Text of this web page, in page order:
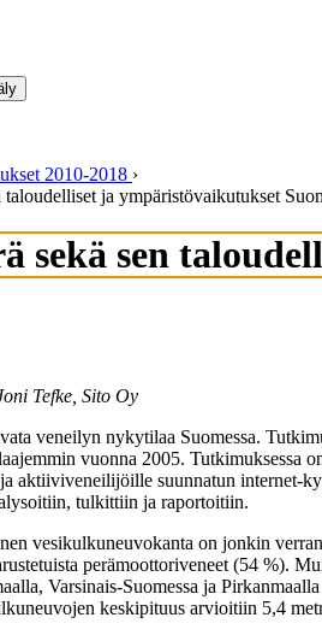
2010-2018 ›
taloudelliset ja ympäristövaikutukset
sekä sen
Tefke, Sito Oy
veneilyn nykytilaa Suomessa.
vuonna 2005. Tutkimuksessa
aktiiviveneilijöille suunnatun internet-
tulkittiin ja raportoitiin.
vesikulkuneuvokanta on jonkin
perämoottoriveneet (54 %).
Varsinais-Suomessa ja
keskipituus arvioitiin 5,4